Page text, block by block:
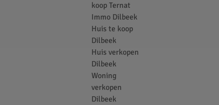
koop Ternat
Immo Dilbeek
Huis te koop
Dilbeek
Huis verkopen
Dilbeek
Woning
verkopen
Dilbeek